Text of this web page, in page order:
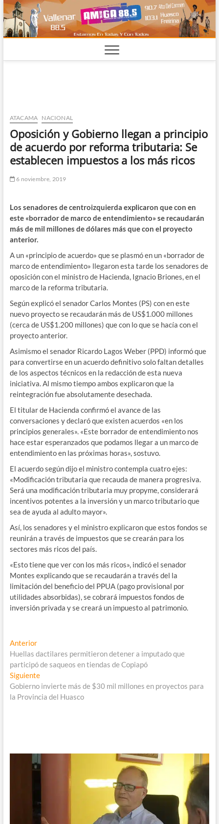
Saltar
al
contenido
ATACAMA NACIONAL
Oposición y Gobierno llegan a principio
de acuerdo por reforma tributaria: Se
establecen impuestos a los más ricos
6 noviembre, 2019
Los senadores de centroizquierda explicaron que con en
este «borrador de marco de entendimiento» se recaudarán
más de mil millones de dólares más que con el proyecto
anterior.
A un «principio de acuerdo» que se plasmó en un «borrador de
marco de entendimiento» llegaron esta tarde los senadores de
oposición con el ministro de Hacienda, Ignacio Briones, en el
marco de la reforma tributaria.
Según explicó el senador Carlos Montes (PS) con en este
nuevo proyecto se recaudarán más de US$1.000 millones
(cerca de US$1.200 millones) que con lo que se hacía con el
proyecto anterior.
Asimismo el senador Ricardo Lagos Weber (PPD) informó que
para convertirse en un acuerdo definitivo solo faltan detalles
de los aspectos técnicos en la redacción de esta nueva
iniciativa. Al mismo tiempo ambos explicaron que la
reintegración fue absolutamente desechada.
El titular de Hacienda confirmó el avance de las
conversaciones y declaró que existen acuerdos «en los
principios generales». «Este borrador de entendimiento nos
hace estar esperanzados que podamos llegar a un marco de
entendimiento en las próximas horas», sostuvo.
El acuerdo según dijo el ministro contempla cuatro ejes:
«Modificación tributaria que recauda de manera progresiva.
Será una modificación tributaria muy propyme, considerará
incentivos potentes a la inversión y un marco tributario que
sea de ayuda al adulto mayor».
Así, los senadores y el ministro explicaron que estos fondos se
reunirán a través de impuestos que se crearán para los
sectores más ricos del país.
«Esto tiene que ver con los más ricos», indicó el senador
Montes explicando que se recaudarán a través del la
limitación del beneficio del PPUA (pago provisional por
utilidades absorbidas), se cobrará impuestos fondos de
inversión privada y se creará un impuesto al patrimonio.
Navegación
de
entradas
AnteriorEntrada
anterior:
Huellas dactilares permitieron detener a imputado que
participó de saqueos en tiendas de Copiapó
SiguienteEntrada
siguiente:
Gobierno invierte más de $30 mil millones en proyectos para
la Provincia del Huasco